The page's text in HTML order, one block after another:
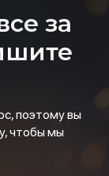
за
поэтому вы
чтобы мы